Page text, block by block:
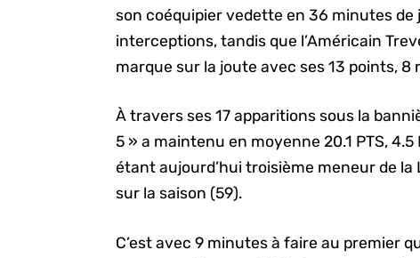
son coéquipier vedette en 36 minutes de
interceptions, tandis que l’Américain
marque sur la joute avec ses 13 points, 8
À travers ses 17 apparitions sous la
5 » a maintenu en moyenne 20.1 PTS, 4.5
étant aujourd’hui troisième meneur de la
sur la saison (59).
C’est avec 9 minutes à faire au premier